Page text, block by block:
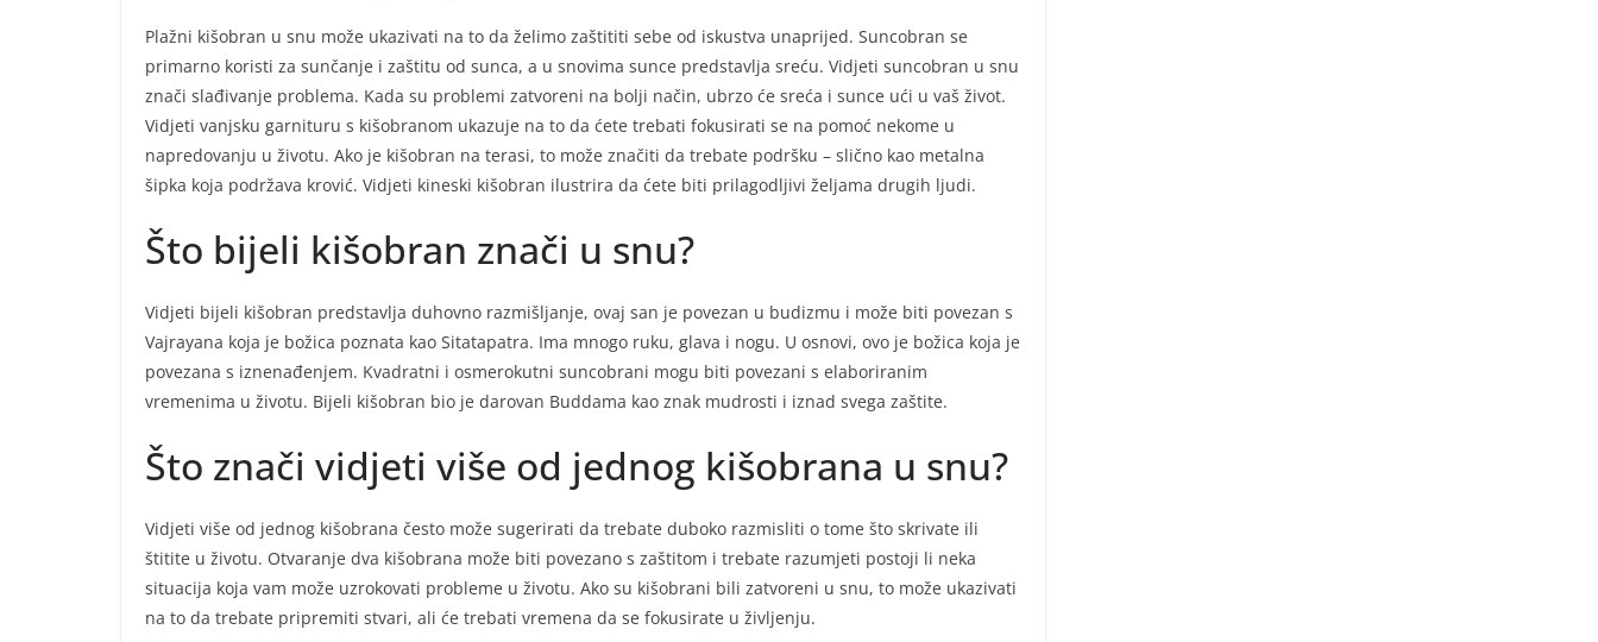
Plažni kišobran u snu može ukazivati na to da želimo zaštititi sebe od iskustva unaprijed. Suncobran se
primarno koristi za sunčanje i zaštitu od sunca, a u snovima sunce predstavlja sreću. Vidjeti suncobran u snu
znači slađivanje problema. Kada su problemi zatvoreni na bolji način, ubrzo će sreća i sunce ući u vaš život.
Vidjeti vanjsku garnituru s kišobranom ukazuje na to da ćete trebati fokusirati se na pomoć nekome u
napredovanju u životu. Ako je kišobran na terasi, to može značiti da trebate podršku – slično kao metalna
šipka koja podržava krović. Vidjeti kineski kišobran ilustrira da ćete biti prilagodljivi željama drugih ljudi.
Što bijeli kišobran znači u snu?
Vidjeti bijeli kišobran predstavlja duhovno razmišljanje, ovaj san je povezan u budizmu i može biti povezan s
Vajrayana koja je božica poznata kao Sitatapatra. Ima mnogo ruku, glava i nogu. U osnovi, ovo je božica koja je
povezana s iznenađenjem. Kvadratni i osmerokutni suncobrani mogu biti povezani s elaboriranim
vremenima u životu. Bijeli kišobran bio je darovan Buddama kao znak mudrosti i iznad svega zaštite.
Što znači vidjeti više od jednog kišobrana u snu?
Vidjeti više od jednog kišobrana često može sugerirati da trebate duboko razmisliti o tome što skrivate ili
štitite u životu. Otvaranje dva kišobrana može biti povezano s zaštitom i trebate razumjeti postoji li neka
situacija koja vam može uzrokovati probleme u životu. Ako su kišobrani bili zatvoreni u snu, to može ukazivati
na to da trebate pripremiti stvari, ali će trebati vremena da se fokusirate u življenju.